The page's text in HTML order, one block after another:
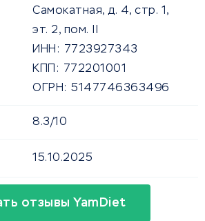
Самокатная, д. 4, стр. 1,
эт. 2, пом. II
ИНН:
7723927343
КПП:
772201001
ОГРН: 5147746363496
8.3/10
15.10.2025
отзывы YamDiet